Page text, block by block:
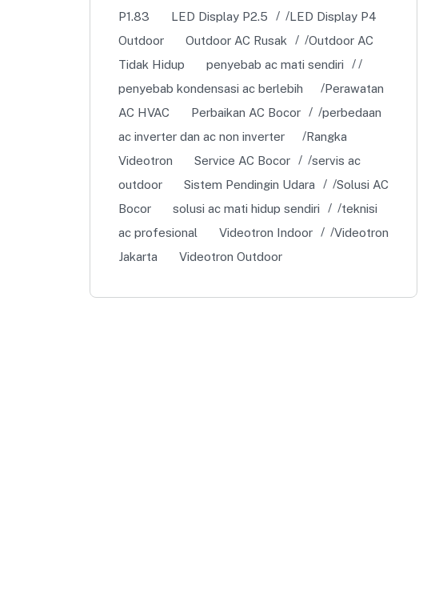
P1.83
LED Display P2.5
LED Display P4
Outdoor
Outdoor AC Rusak
Outdoor AC
Tidak Hidup
penyebab ac mati sendiri
penyebab kondensasi ac berlebih
Perawatan
AC HVAC
Perbaikan AC Bocor
perbedaan
ac inverter dan ac non inverter
Rangka
Videotron
Service AC Bocor
servis ac
outdoor
Sistem Pendingin Udara
Solusi AC
Bocor
solusi ac mati hidup sendiri
teknisi
ac profesional
Videotron Indoor
Videotron
Jakarta
Videotron Outdoor